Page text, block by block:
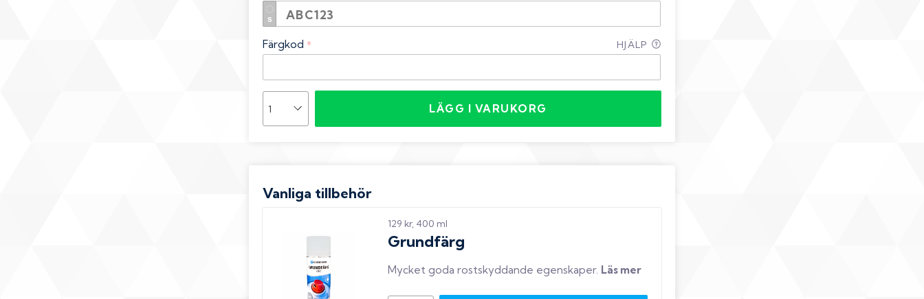
Färgkod * HJÄLP
LÄGG I VARUKORG
Vanliga tillbehör
129 kr, 400 ml
Grundfärg
Mycket goda rostskyddande egenskaper. Läs mer